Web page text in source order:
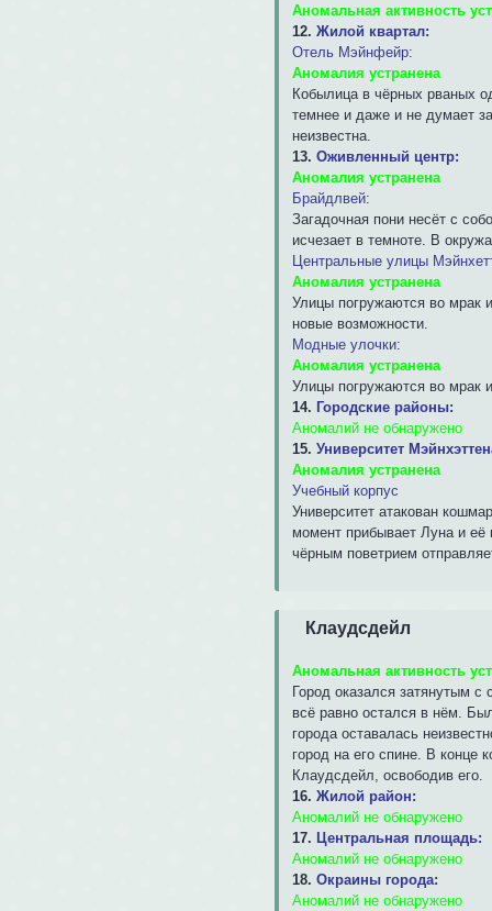
Аномальная активность
12. Жилой квартал:
Отель Мэйнфейр:
Аномалия устранена
Кобылица в чёрных рваных
темнее и даже и не думает
неизвестна.
13. Оживленный центр:
Аномалия устранена
Брайдлвей:
Загадочная пони несёт с
исчезает в темноте. В
Центральные улицы
Аномалия устранена
Улицы погружаются во мрак
новые возможности.
Модные улочки:
Аномалия устранена
Улицы погружаются во мрак
14. Городские районы:
Аномалий не обнаружено
15. Университет
Аномалия устранена
Учебный корпус
Университет атакован
момент прибывает Луна и её
чёрным поветрием
Клаудсдейл
Аномальная активность
Город оказался затянутым
всё равно остался в нём.
города оставалась
город на его спине. В конце
Клаудсдейл, освободив его.
16. Жилой район:
Аномалий не обнаружено
17. Центральная площадь:
Аномалий не обнаружено
18. Окраины города:
Аномалий не обнаружено